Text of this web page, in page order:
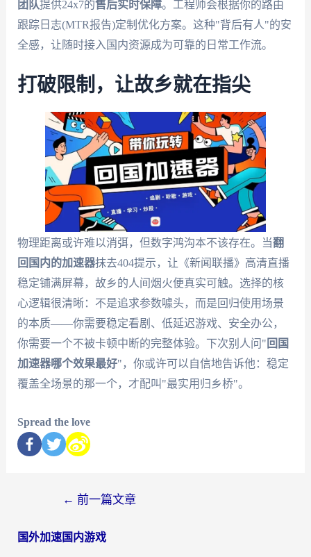
团队提供24x7的售后实时保障。工程师会根据你的路由
跟踪日志(MTR报告)定制优化方案。这种"背后有人"的安
全感，让随时接入国内资源成为可靠的日常工作流。
打破限制，让故乡就在指尖
物理距离或许难以消弭，但数字鸿沟本不该存在。当翻
回国内的加速器抹去404提示，让《新闻联播》高清直播
稳定铺满屏幕，故乡的人间烟火便真实可触。选择的核
心逻辑很清晰：不是追求参数噱头，而是回归使用场景
的本质——你需要稳定看剧、低延迟游戏、安全办公，
你需要一个不被卡顿中断的完整体验。下次别人问" 回国
加速器哪个效果最好"，你或许可以自信地告诉他：稳定
覆盖全场景的那一个，才配叫"最实用归乡桥"。
Spread the love
← 前一篇文章
国外加速国内游戏